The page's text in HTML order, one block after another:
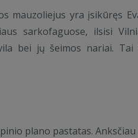
mauzoliejus yra įsikūręs
sarkofaguose, ilsisi
bei jų šeimos nariai.
plano pastatas.